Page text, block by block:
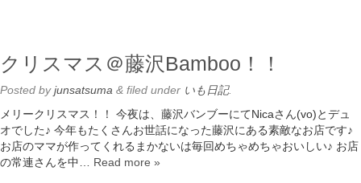
クリスマス＠藤沢Bamboo！！
Posted byjunsatsuma & filed under いも日記.
メリークリスマス！！ 今夜は、藤沢バンブーにてNicaさん(vo)とデュ
オでした♪ 今年もたくさんお世話になった藤沢にある素敵なお店です♪
お店のママが作ってくれるまかないは毎回めちゃめちゃおいしい♪ お店
の常連さんを中… Read more »